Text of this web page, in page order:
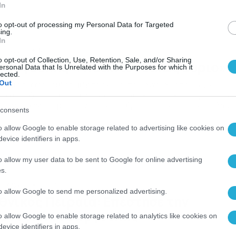
opt-out of processing my Personal Data for Targeted
opt-out of Collection, Use, Retention, Sale, and/or Sharing
Data that Is Unrelated with the Purposes for which it
allow Google to enable storage related to advertising like cookies on
identifiers in apps.
allow my user data to be sent to Google for online advertising
allow Google to send me personalized advertising.
allow Google to enable storage related to analytics like cookies on
identifiers in apps.
«Παιχνίδι δίχως αύριο»
Γεωργούλης μίλησε ενόψει του αγώνα με τον Ιωνικό,
πως παρ’ όλο που οι Πειραιώτες «σφράγισαν»
παραμονή το ματς είναι δίχως αύριο… μιας και στόχος όλων
να κλείσουν την χρονιά με όσο περισσότερους βαθμούς
Αναλυτικά οι δηλώσεις του προπονητή του Εθνικού: «Το
με τον Ιωνικό έχει κάποιες ιδιαιτερότητες. Είναι […]
ο Γεωργούλης